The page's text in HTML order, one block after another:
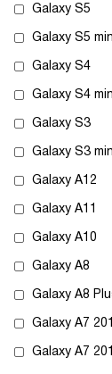
Galaxy S5
Galaxy S5
Galaxy S4
Galaxy S4
Galaxy S3
Galaxy S3
Galaxy A12
Galaxy A11
Galaxy A10
Galaxy A8
Galaxy A8
Galaxy A7
Galaxy A7